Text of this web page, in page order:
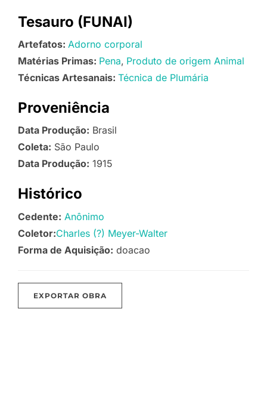
Tesauro (FUNAI)
Artefatos: Adorno corporal
Matérias Primas: Pena Produto de origem Animal
Técnicas Artesanais: Técnica de Plumária
Proveniência
Data Produção: Brasil
Coleta: São Paulo
Data Produção: 1915
Histórico
Cedente: Anônimo
Coletor:Charles (?) Meyer-Walter
Forma de Aquisição: doacao
EXPORTAR OBRA